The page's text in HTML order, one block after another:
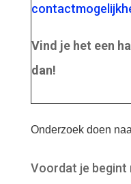
Vind je het een
dan!
Onderzoek doen
Voordat je begint